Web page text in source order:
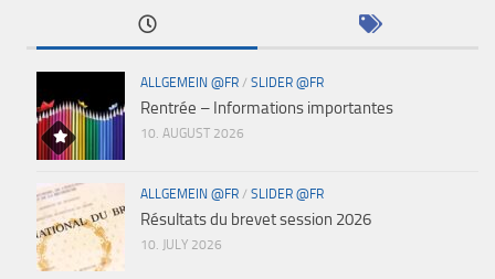
ALLGEMEIN @FR / SLIDER @FR
Rentrée – Informations importantes
10. AUGUST 2026
ALLGEMEIN @FR / SLIDER @FR
Résultats du brevet session 2026
10. JULY 2026